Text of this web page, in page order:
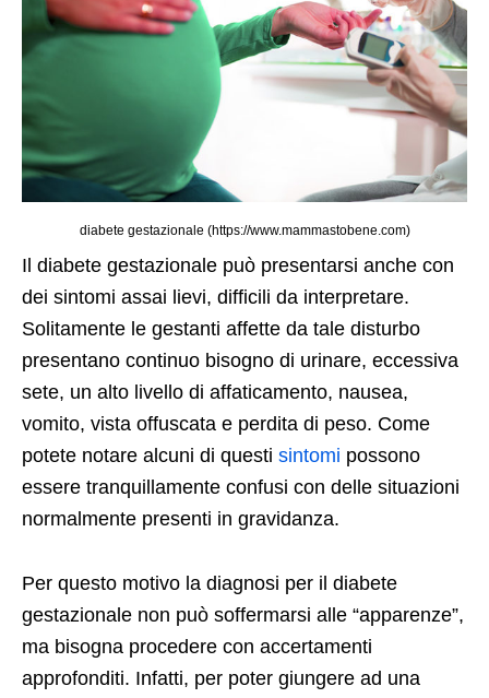
diabete gestazionale (https://www.mammastobene.com)
Il diabete gestazionale può presentarsi anche con
dei sintomi assai lievi, difficili da interpretare.
Solitamente le gestanti affette da tale disturbo
presentano continuo bisogno di urinare, eccessiva
sete, un alto livello di affaticamento, nausea,
vomito, vista offuscata e perdita di peso. Come
potete notare alcuni di questi sintomi possono
essere tranquillamente confusi con delle situazioni
normalmente presenti in gravidanza.
Per questo motivo la diagnosi per il diabete
gestazionale non può soffermarsi alle “apparenze”,
ma bisogna procedere con accertamenti
approfonditi. Infatti, per poter giungere ad una